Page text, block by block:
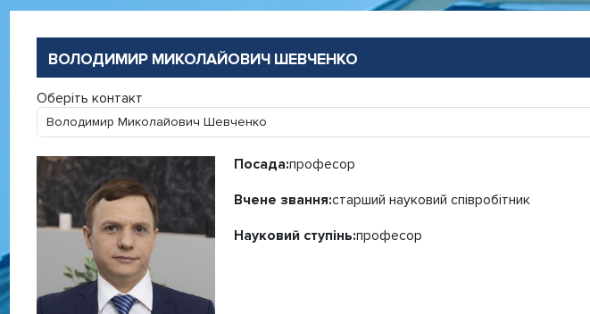
ВОЛОДИМИР МИКОЛАЙОВИЧ ШЕВЧЕНКО
Оберіть контакт
Посада:професор
Вчене звання:старший науковий співробітник
Науковий ступінь:професор